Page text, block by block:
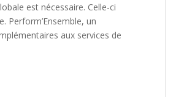
est nécessaire. Celle-ci
Perform’Ensemble, un
aux services de